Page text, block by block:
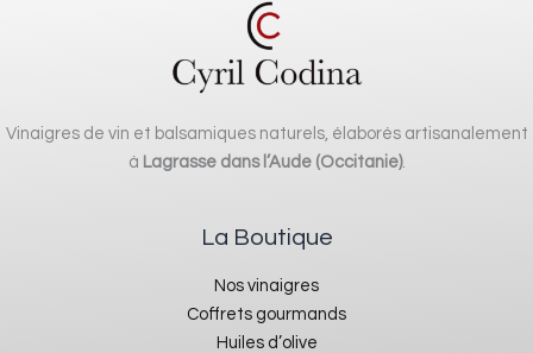
Vinaigres de vin et balsamiques naturels, élaborés artisanalement
à Lagrasse dans l’Aude (Occitanie).
La Boutique
Nos vinaigres
Coffrets gourmands
Huiles d’olive